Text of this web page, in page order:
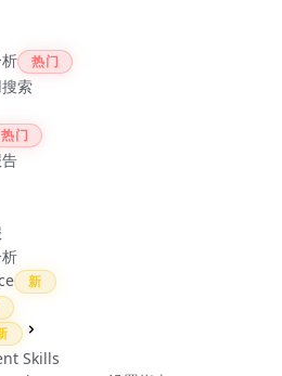
热门
索
热门
新
Skills